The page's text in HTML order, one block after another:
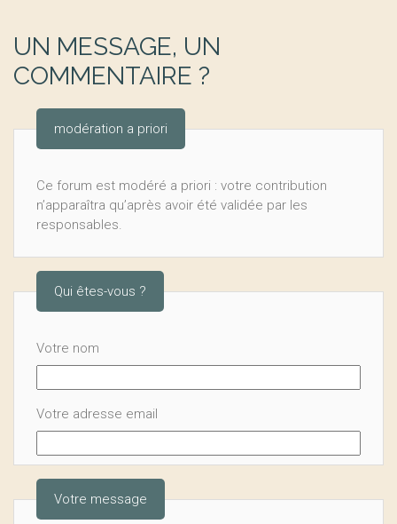
UN MESSAGE, UN
COMMENTAIRE ?
modération a priori
Ce forum est modéré a priori : votre contribution
n’apparaîtra qu’après avoir été validée par les
responsables.
Qui êtes-vous ?
Votre nom
Votre adresse email
Votre message